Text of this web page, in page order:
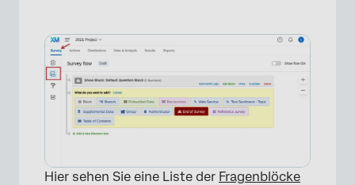
Hier sehen Sie eine Liste der Fragenblöcke